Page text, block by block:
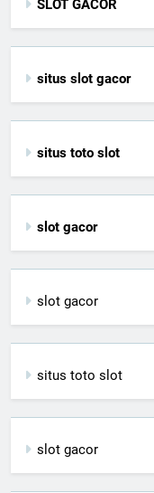
SLOT GACOR
situs slot gacor
situs toto slot
slot gacor
slot gacor
situs toto slot
slot gacor